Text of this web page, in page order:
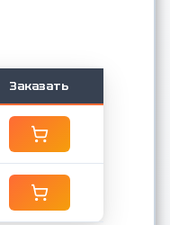
Заказать